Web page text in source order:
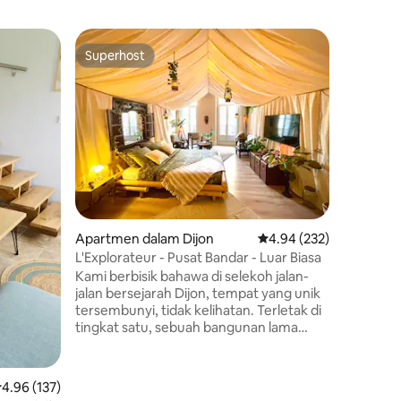
purata 4.96 daripada 5, 137 ulasan
4.96 (137)
Superhost
Superhost
Apartmen dalam Dijon Penarafan purata 4.94
4.94 (232)
L'Explorateur - Pusat Bandar - Luar Biasa
Kami berbisik bahawa di selekoh jalan-
jalan bersejarah Dijon, tempat yang unik
tersembunyi, tidak kelihatan. Terletak di
tingkat satu, sebuah bangunan lama